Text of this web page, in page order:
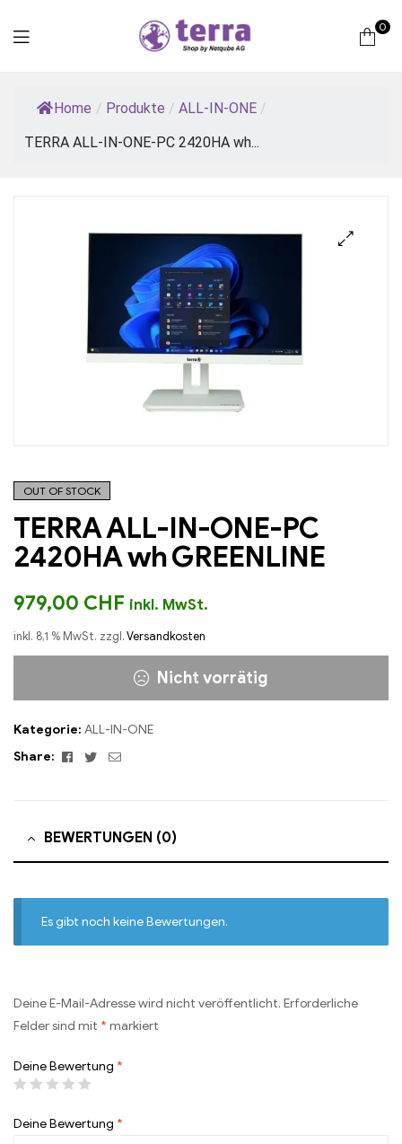
Computer
0
Home / Produkte / ALL-IN-ONE /
TERRA ALL-IN-ONE-PC 2420HA wh...
OUT OF STOCK
TERRA ALL-IN-ONE-PC
2420HA wh GREENLINE
979,00 CHF inkl. MwSt.
inkl. 8,1 % MwSt. zzgl.Versandkosten
Nicht vorrätig
Kategorie: ALL-IN-ONE
Share:
Facebook
TwitterEmail
BEWERTUNGEN (0)
Es gibt noch keine Bewertungen.
Deine E-Mail-Adresse wird nicht veröffentlicht. Erforderliche
Felder sind mit * markiert
Deine Bewertung *
Deine Bewertung *